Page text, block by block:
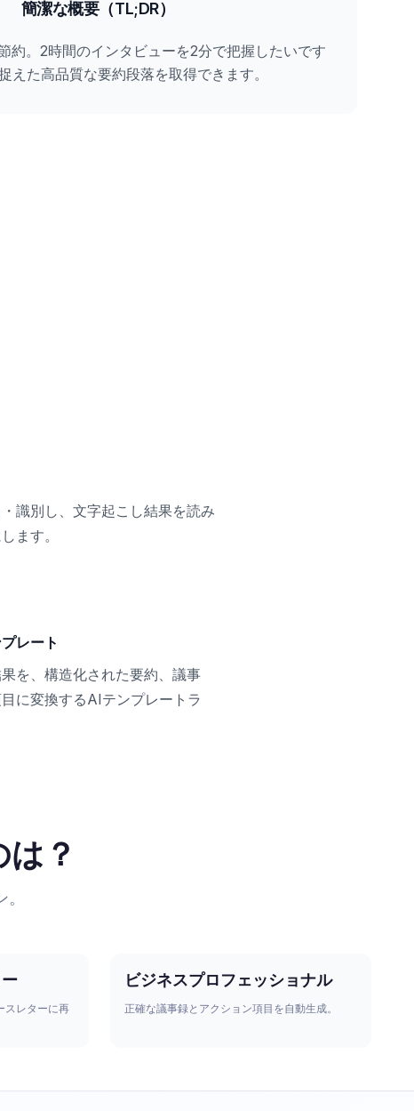
簡潔な概要（TL;DR）
約。2時間のインタビューを2分で把握したいです
えた高品質な要約段落を取得できます。
識別し、文字起こし結果を読み
ます。
レート
を、構造化された要約、議事
に変換するAIテンプレートラ
？
スレターに再
ビジネスプロフェッショナル
正確な議事録とアクション項目を自動生成。